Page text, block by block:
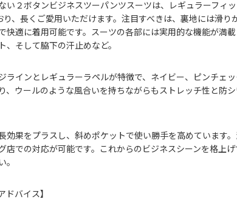
い２ボタンビジネスツーパンツスーツは、レギュラーフィ
、長くご愛用いただけます。注目すべきは、裏地には滑り
快適に着用可能です。スーツの各部には実用的な機能が満
、そして脇下の汗止めなど。
ラインとレギュラーラペルが特徴で、ネイビー、ピンチェ
、ウールのような風合いを持ちながらもストレッチ性と防
効果をプラスし、斜めポケットで使い勝手を高めています
店での対応が可能です。これからのビジネスシーンを格上
。
ドバイス】